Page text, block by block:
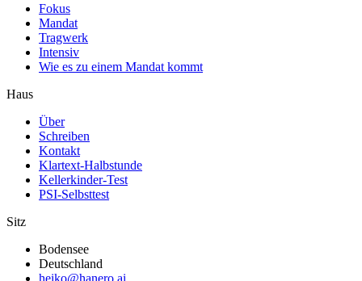
Fokus
Mandat
Tragwerk
Intensiv
Wie es zu einem Mandat kommt
Haus
Über
Schreiben
Kontakt
Klartext-Halbstunde
Kellerkinder-Test
PSI-Selbsttest
Sitz
Bodensee
Deutschland
heiko@hanero.ai